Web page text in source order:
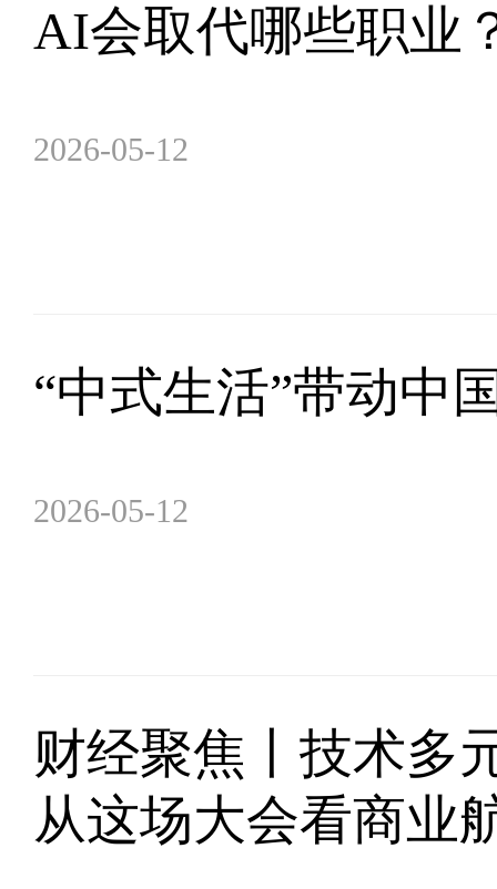
AI会取代哪些职业
2026-05-12
“中式生活”带动中
2026-05-12
财经聚焦丨技术
从这场大会看商业